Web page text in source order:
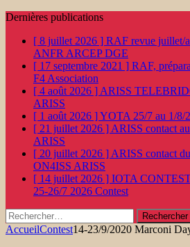
Dernières publications
[ 8 juillet 2026 ] RAF revue juillet/
ANFR ARCEP DGE
[ 17 septembre 2021 ] RAF,
F4 Association
[ 4 août 2026 ] ARISS
ARISS
[ 1 août 2026 ]YOTA 25/7 au 1/8/
[ 21 juillet 2026 ] ARISS contact
ARISS
[ 20 juillet 2026 ] ARISS contact
ON4ISS ARISS
[ 14 juillet 2026 ] IOTA
25-26/7 2026 Contest
Rechercher :
AccueilContest14-23/9/2020 Marconi